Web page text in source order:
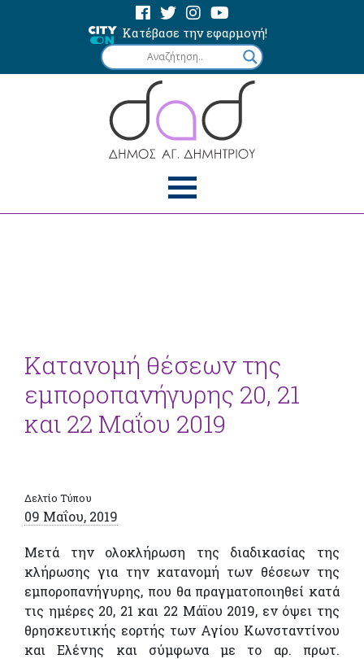
Κατέβασε την εφαρμογή!
Κατανομή θέσεων της
εμποροπανήγυρης 20, 21
και 22 Μαΐου 2019
Δελτίο Τύπου
09 Μαΐου, 2019
Μετά την ολοκλήρωση της διαδικασίας της
κλήρωσης για την κατανομή των θέσεων της
εμποροπανήγυρης, που θα πραγματοποιηθεί κατά
τις ημέρες 20, 21 και 22 Μάϊου 2019, εν όψει της
θρησκευτικής εορτής των Αγίου Κωνσταντίνου
και Ελένης και σύμφωνα με το αρ. πρωτ.